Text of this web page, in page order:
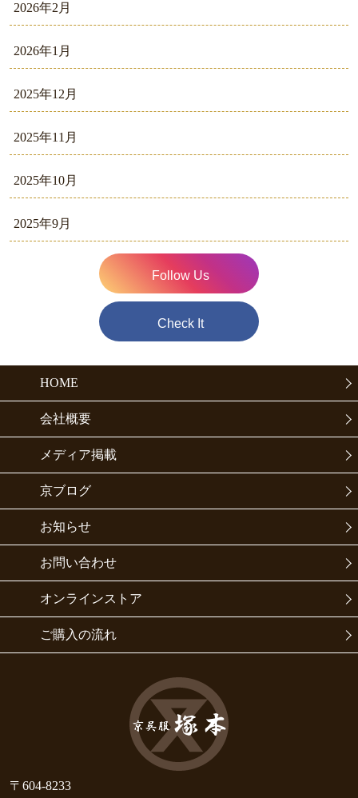
2026年2月
2026年1月
2025年12月
2025年11月
2025年10月
2025年9月
Follow Us
Check It
HOME
会社概要
メディア掲載
京ブログ
お知らせ
お問い合わせ
オンラインストア
ご購入の流れ
〒604-8233